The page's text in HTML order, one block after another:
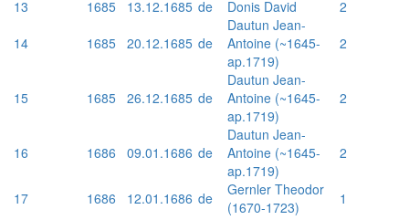
13
1685 13.12.1685 de Donis David
2
14
1685 20.12.1685 de
Dautun Jean-
Antoine (~1645-
ap.1719)
2
15 1685 26.12.1685 de
Dautun Jean-
Antoine (~1645-
ap.1719)
2
16 1686 09.01.1686 de
Dautun Jean-
Antoine (~1645-
ap.1719)
2
17 1686 12.01.1686 de
Gernler Theodor
(1670-1723)
1